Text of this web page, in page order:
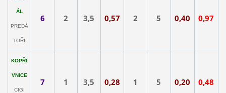
ÁL
PREDÁ
TOŘI
6 2 3,5 0,57 2 5 0,40 0,97
KOPŘI
VNICE
CIGI
7 1 3,5 0,28 1 5 0,20 0,48